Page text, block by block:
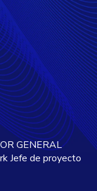
GENERAL
Jefe de proyecto